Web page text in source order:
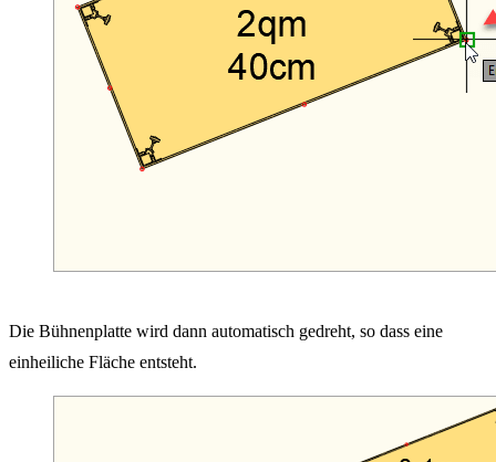
Die Bühnenplatte wird dann automatisch gedreht, so dass eine
einheiliche Fläche entsteht.